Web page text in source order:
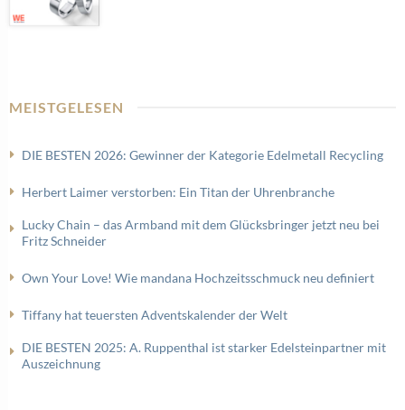
MEISTGELESEN
DIE BESTEN 2026: Gewinner der Kategorie Edelmetall Recycling
Herbert Laimer verstorben: Ein Titan der Uhrenbranche
Lucky Chain – das Armband mit dem Glücksbringer jetzt neu bei
Fritz Schneider
Own Your Love! Wie mandana Hochzeitsschmuck neu definiert
Tiffany hat teuersten Adventskalender der Welt
DIE BESTEN 2025: A. Ruppenthal ist starker Edelsteinpartner mit
Auszeichnung